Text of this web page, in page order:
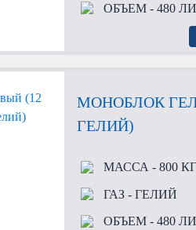
ОБЪЕМ- 480
МОНОБЛОК
ГЕЛИЙ)
МАССА - 800 КГ
ГАЗ- ГЕЛИЙ
ОБЪЕМ- 480